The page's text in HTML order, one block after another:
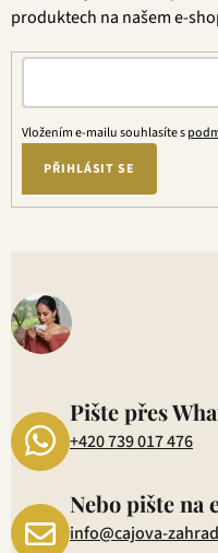
produktech na našem e-
Vložením e-mailu souhlasíte s
PŘIHLÁSIT SE
Pište přes
+420 739 017 476
Nebo pište na
info@cajova-